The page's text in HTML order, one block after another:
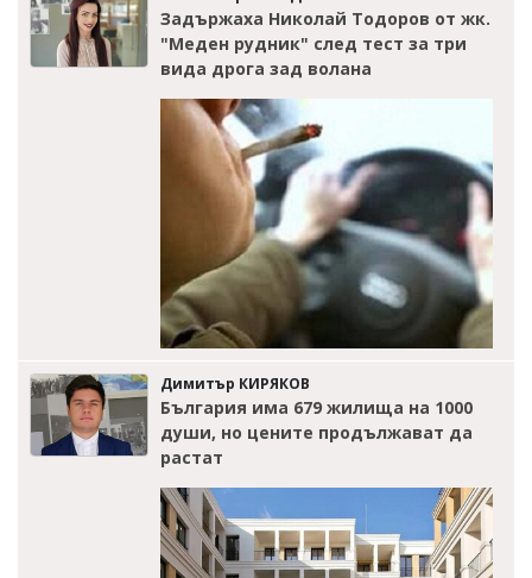
Задържаха Николай Тодоров от жк.
"Меден рудник" след тест за три
вида дрога зад волана
Димитър КИРЯКОВ
България има 679 жилища на 1000
души, но цените продължават да
растат